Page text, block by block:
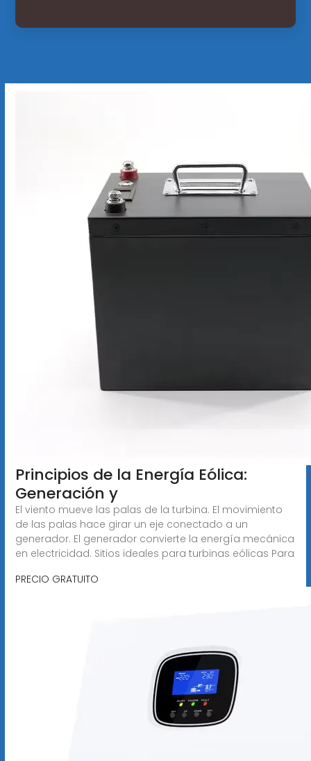
Principios de la Energía Eólica:
Generación y
El viento mueve las palas de la turbina. El movimiento
de las palas hace girar un eje conectado a un
generador. El generador convierte la energía mecánica
en electricidad. Sitios ideales para turbinas eólicas Para
PRECIO GRATUITO